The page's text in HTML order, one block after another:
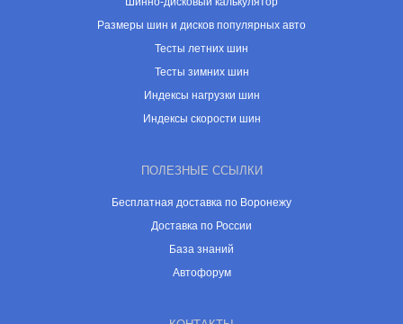
Размеры шин и дисков популярных авто
Тесты летних шин
Тесты зимних шин
Индексы нагрузки шин
Индексы скорости шин
ПОЛЕЗНЫЕ ССЫЛКИ
Бесплатная доставка по Воронежу
Доставка по России
База знаний
Автофорум